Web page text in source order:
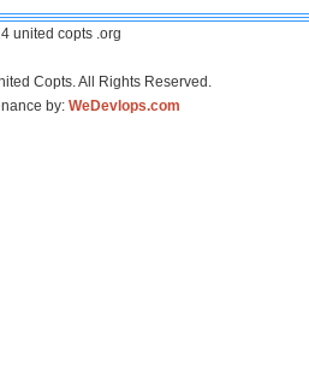
united copts .org
Copts. All Rights Reserved.
by: WeDevlops.com